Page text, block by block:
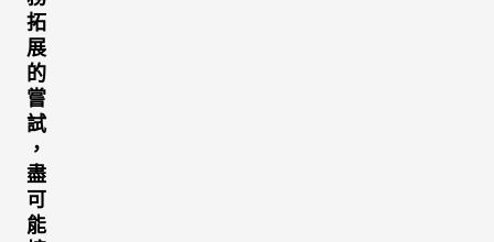
拓
展
的
嘗
試
，
盡
可
能